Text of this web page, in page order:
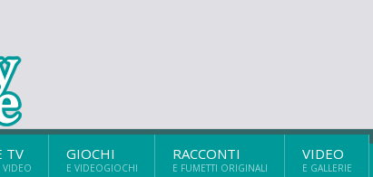
TV
VIDEO
GIOCHI
E VIDEOGIOCHI
RACCONTI
E FUMETTI ORIGINALI
VIDEO
E GALLERIE